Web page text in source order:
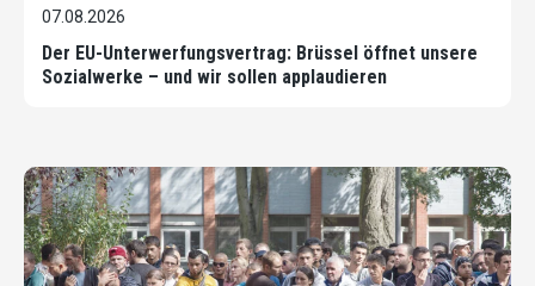
07.08.2026
Der EU-Unterwerfungsvertrag: Brüssel öffnet unsere
Sozialwerke – und wir sollen applaudieren